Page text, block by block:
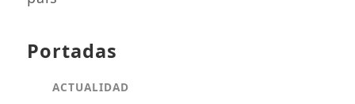
Portadas
ACTUALIDAD